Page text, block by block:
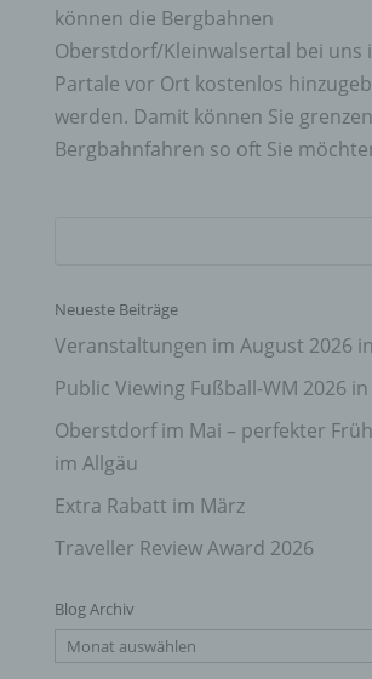
können die Bergbahnen
Oberstdorf/Kleinwalsertal bei uns
Partale vor Ort kostenlos
werden. Damit können Sie
Bergbahnfahren so oft Sie
Neueste Beiträge
Veranstaltungen im August 2026
Public Viewing Fußball-WM 2026
Oberstdorf im Mai – perfekter
im Allgäu
Extra Rabatt im März
Traveller Review Award 2026
Blog Archiv
Blog